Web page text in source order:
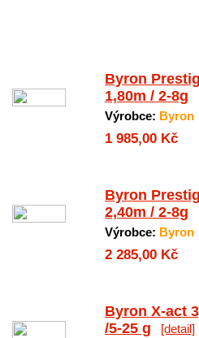
Byron
1,80m / 2-8g
Výrobce: Byron
1 985,00 Kč
Byron
2,40m / 2-8g
Výrobce: Byron
2 285,00 Kč
Byron X-act
/5-25 g
[detail]